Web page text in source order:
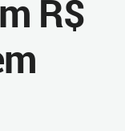
R$